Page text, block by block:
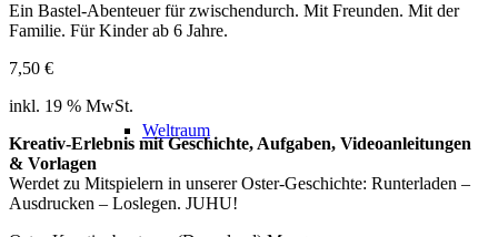
Weltraum
Ein Bastel-Abenteuer für zwischendurch. Mit Freunden. Mit der
Familie. Für Kinder ab 6 Jahre.
7,50 €
inkl. 19 % MwSt.
Kreativ-Erlebnis mit Geschichte, Aufgaben, Videoanleitungen
& Vorlagen
Werdet zu Mitspielern in unserer Oster-Geschichte: Runterladen –
Ausdrucken – Loslegen. JUHU!